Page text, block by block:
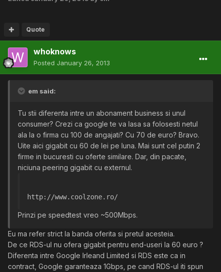
Quote
whoknows
Posted January 26, 2013
em said:
Tu stii diferenta intre un abonament business si unul
consumer? Crezi ca google te va lasa sa folosesti netul
ala la o firma cu 100 de angajati? Cu 70 de euro? Bravo.
Uite aici gigabit cu 60 de lei pe luna. Mai sunt cel putin 2
firme in bucuresti cu oferte similare. Dar, din pacate,
niciuna peering gigabit cu externul.
http://www.coolzone.ro/
Prinzi pe speedtest vreo ~500Mbps.
Eu ma refer strict la banda oferita si pretul acesteia.
De ce RDS-ul nu ofera gigabit pentru end-useri la 60 euro ?
Diferenta intre Google Irleand Limited si RDS este ca in
contract, Google garanteaza 1Gbps, pe cand RDS-ul iti spun